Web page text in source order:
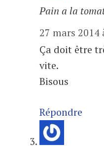
Pain a la
27 mars 2014
Ça doit être
vite.
Bisous
Répondre